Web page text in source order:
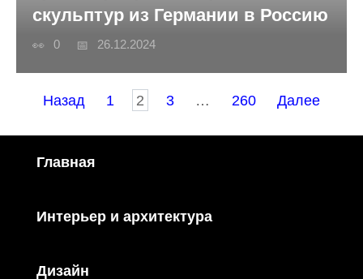
скульптур из Германии в Россию
0 26.12.2024
Пагинация
Назад 1 2 3 … 260 Далее
Главная
Интерьер и архитектура
Дизайн